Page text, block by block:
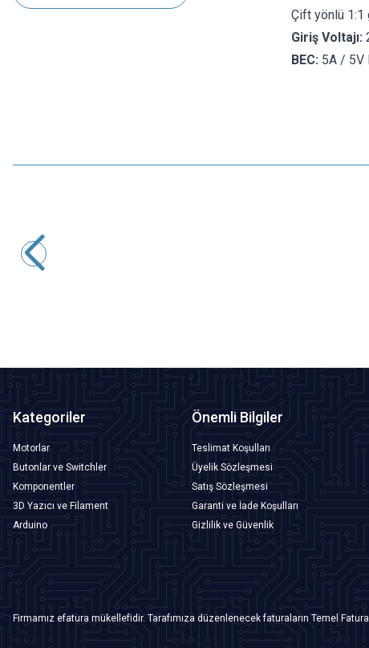
Çift yönlü 1:1
Giriş Voltajı:
BEC: 5A / 5V
Kategoriler
Motorlar
Butonlar ve Switchler
Komponentler
3D Yazıcı ve Filament
Arduino
Önemli Bilgiler
Teslimat Koşulları
Üyelik Sözleşmesi
Satış Sözleşmesi
Garanti ve İade Koşulları
Gizlilik ve Güvenlik
Firmamız efatura mükellefidir. Tarafımıza düzenlenecek faturaların Temel